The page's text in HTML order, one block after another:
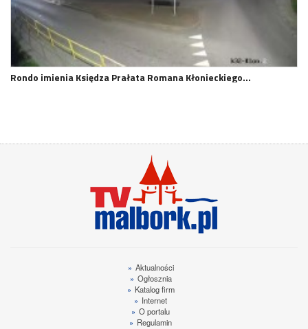
Rondo imienia Księdza Prałata Romana Kłonieckiego…
» Aktualności
» Ogłosznia
» Katalog firm
» Internet
» O portalu
» Regulamin